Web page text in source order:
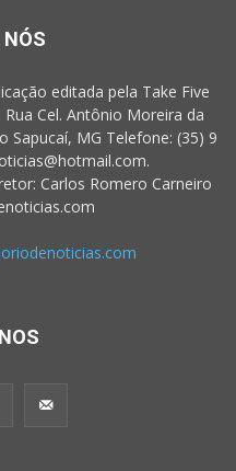
NÓS
editada pela Take Five
Cel. Antônio Moreira da
Sapucaí, MG Telefone: (35) 9
Carlos Romero Carneiro